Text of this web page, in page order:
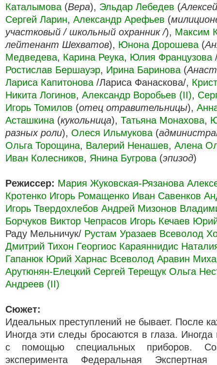
Каталымова (Вера), Эльдар Лебедев (Алексей
Сергей Ларин, Александр Арефьев (
участковый / школьный охранник /), Максим
лейтенант Шехватов), Юнона Дорошева (
Медведева, Карина Реука, Юлия Французова
Ростислав Бершауэр, Ирина Баринова (
Лариса Капитонова /Лариса Фанаскова/,
Никита Логинов, Александр Воробьев (II),
Игорь Томилов (отец отравительницы),
Асташкина (кукольница), Татьяна Монахова,
разных роли), Олеся Ильмукова (
Ольга Торощина, Валерий Ненашев, Алена
Иван Колесников, Янина Бугрова (эпизод)
Режиссер: Мария Жуковская-Рязанова
Кротенко Игорь Ромащенко Иван Савенков
Игорь Твердохлебов Андрей Мизонов
Борчуков Виктор Чепрасов Игорь Кечаев
Раду Мельничук/ Рустам Уразаев Всеволод
Дмитрий Тихон Георгиос Караяннидис
Гапанюк Юрий Харнас Всеволод Аравин
Арутюнян-Елецкий Сергей Терещук Ольга
Андреев (II)
Сюжет:
Идеальных преступлений не бывает. После
Иногда эти следы бросаются в глаза.
с помощью специальных приборов.
эксперимента Федеральная